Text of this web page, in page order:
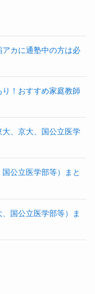
アカに通塾中の方は必
！おすすめ家庭教師
、京大、国公立医学
公立医学部等）まと
国公立医学部等）ま